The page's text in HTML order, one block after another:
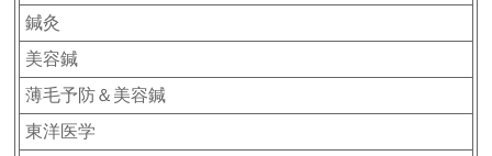
鍼灸
美容鍼
薄毛予防＆美容鍼
東洋医学